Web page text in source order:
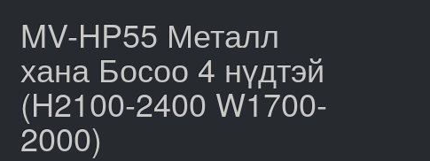
MV-HP55 Металл
хана Босоо 4 нүдтэй
(H2100-2400 W1700-
2000)